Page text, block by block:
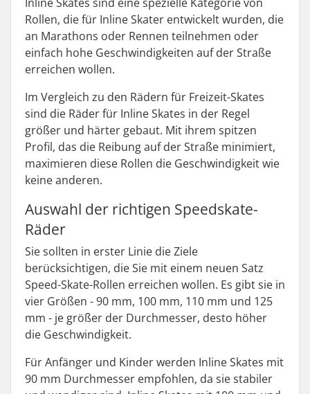
Rollen, die für Inline Skater entwickelt wurden, die
an Marathons oder Rennen teilnehmen oder
einfach hohe Geschwindigkeiten auf der Straße
erreichen wollen.
Im Vergleich zu den Rädern für Freizeit-Skates
sind die Räder für Inline Skates in der Regel
größer und härter gebaut. Mit ihrem spitzen
Profil, das die Reibung auf der Straße minimiert,
maximieren diese Rollen die Geschwindigkeit wie
keine anderen.
Auswahl der richtigen Speedskate-
Räder
Sie sollten in erster Linie die Ziele
berücksichtigen, die Sie mit einem neuen Satz
Speed-Skate-Rollen erreichen wollen. Es gibt sie in
vier Größen - 90 mm, 100 mm, 110 mm und 125
mm - je größer der Durchmesser, desto höher
die Geschwindigkeit.
Für Anfänger und Kinder werden Inline Skates mit
90 mm Durchmesser empfohlen, da sie stabiler